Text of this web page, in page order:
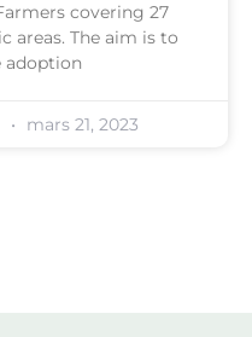
covering 27
areas. The aim is to
adoption
mars 21, 2023